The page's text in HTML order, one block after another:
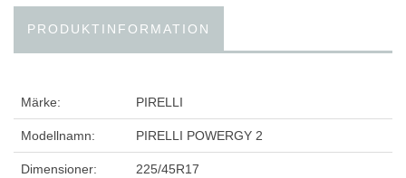
PRODUKTINFORMATION
Märke: PIRELLI
Modellnamn: PIRELLI POWERGY 2
Dimensioner: 225/45R17